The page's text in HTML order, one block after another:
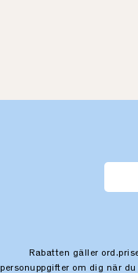
Rabatten gäller
personuppgifter om dig när